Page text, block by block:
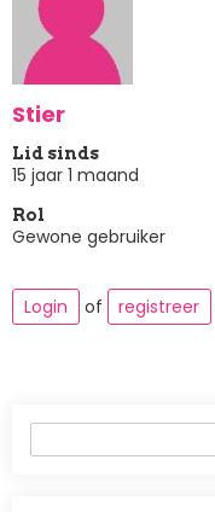
Stier
Lid sinds
15 jaar 1 maand
Rol
Gewone gebruiker
Login of registreer